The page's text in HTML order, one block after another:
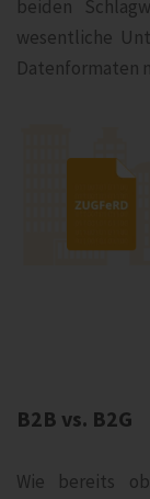
beiden
wesentliche
Datenformaten
B2B vs. B2G
Wie bereits